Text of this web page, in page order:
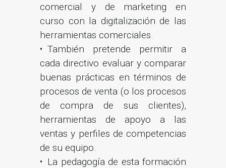
comercial y de marketing en
curso con la digitalización de las
herramientas comerciales.
También pretende permitir a
cada directivo evaluar y comparar
buenas prácticas en términos de
procesos de venta (o los procesos
de compra de sus clientes),
herramientas de apoyo a las
ventas y perfiles de competencias
de su equipo.
La pedagogía de esta formación